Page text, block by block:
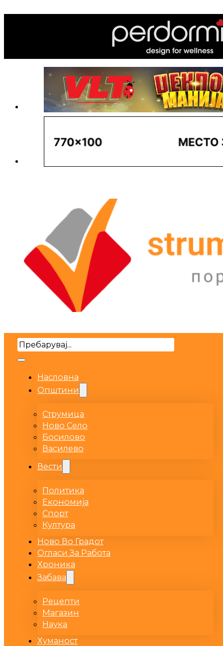
Search
Насловна
Општини
Струмица
Ново Село
Босилово
Василево
Вести
Политика
Економија
Спорт
Култура
Ново Во Градот
Огласи За Работа
Хроника
Забава
Рецепти
Магазин
Наука
Хуманост